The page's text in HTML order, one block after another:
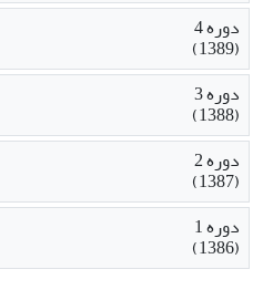
دوره 4
(1389)
دوره 3
(1388)
دوره 2
(1387)
دوره 1
(1386)